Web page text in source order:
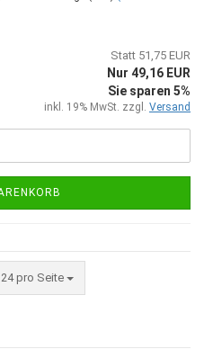
Statt 51,75 EUR
Nur 49,16 EUR
Sie sparen 5%
inkl. 19% MwSt. zzgl. Versand
24 pro Seite
pro Seite